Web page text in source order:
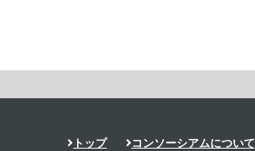
トップ
コンソーシアムについて